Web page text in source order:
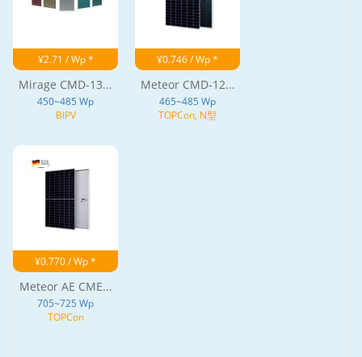
¥2.71 / Wp *
Mirage CMD-13...
450~485 Wp
BIPV
¥0.746 / Wp *
Meteor CMD-12...
465~485 Wp
TOPCon, N型
¥0.770 / Wp *
Meteor AE CME...
705~725 Wp
TOPCon